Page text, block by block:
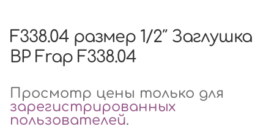
F338.04 размер 1/2″ Заглушка
ВР Frap F338.04
Просмотр цены только для
зарегистрированных
пользователей.